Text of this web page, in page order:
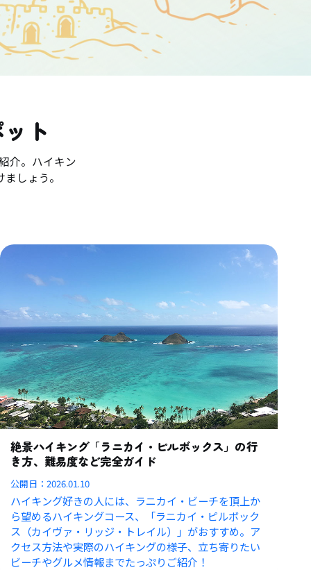
ト
介。ハイキン
しょう。
絶景ハイキング「ラニカイ・ピルボックス」の行
き方、難易度など完全ガイド
公開日：2026.01.10
ハイキング好きの人には、ラニカイ・ビーチを頂上か
ら望めるハイキングコース、「ラニカイ・ピルボック
ス（カイヴァ・リッジ・トレイル）」がおすすめ。ア
クセス方法や実際のハイキングの様子、立ち寄りたい
ビーチやグルメ情報までたっぷりご紹介！